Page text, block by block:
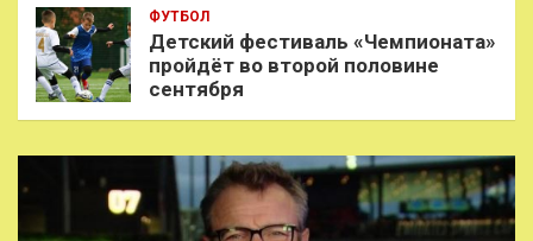
ФУТБОЛ
Детский фестиваль «Чемпионата»
пройдёт во второй половине
сентября